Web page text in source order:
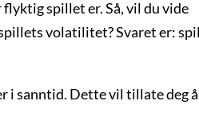
spillet er. Så, vil du vide
volatilitet? Svaret er:
i sanntid. Dette vil tillate deg å